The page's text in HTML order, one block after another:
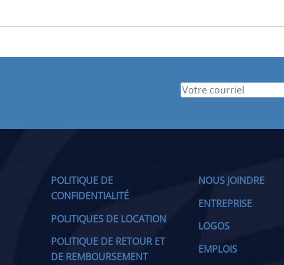
POLITIQUE DE
CONFIDENTIALITÉ
POLITIQUES DE LOCATION
POLITIQUE DE RETOUR ET
DE REMBOURSEMENT
NOUS JOINDRE
ENTREPRISE
LOGOS
EMPLOIS